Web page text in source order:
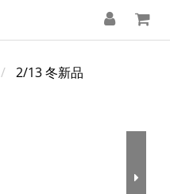
2/13 冬新品